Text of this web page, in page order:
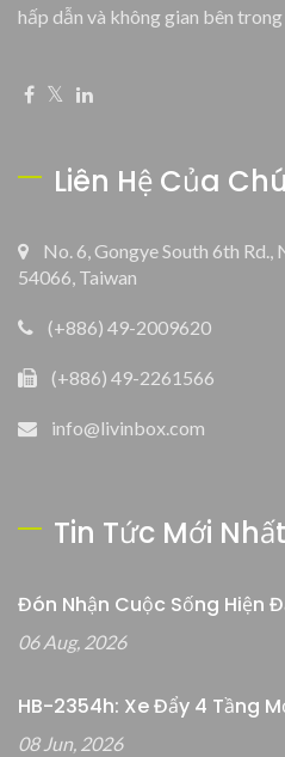
hấp dẫn và không gian bên
Liên Hệ Của
No. 6, Gongye South 6th
54066, Taiwan
(+886) 49-2009620
(+886) 49-2261566
info@livinbox.com
Tin Tức Mới Nhất
Đón Nhận Cuộc Sống Hiện
06 Aug, 2026
HB-2354h: Xe Đẩy 4 Tầng
08 Jun, 2026